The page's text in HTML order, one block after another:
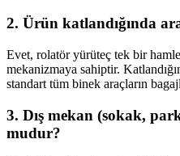
2. Ürün katlandığında
Evet, rolatör yürüteç tek bir
mekanizmaya sahiptir.
standart tüm binek araçların
3. Dış mekan (sokak,
mudur?